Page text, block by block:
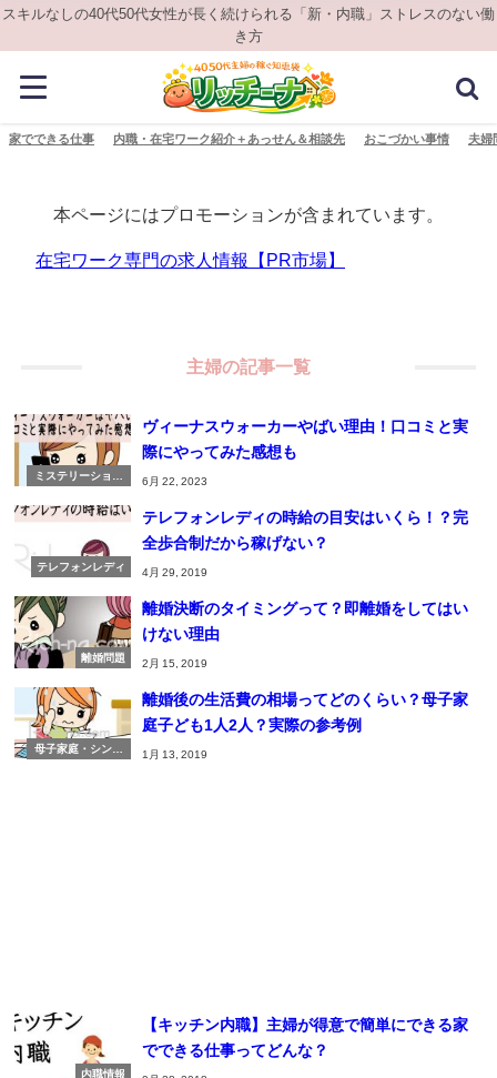
スキルなしの40代50代女性が長く続けられる「新・内職」ストレスのない働
き方
家でできる仕事 内職・在宅ワーク紹介＋あっせん＆相談先 おこづかい事情 夫婦
本ページにはプロモーションが含まれています。
在宅ワーク専門の求人情報【PR市場】
主婦の記事一覧
ミステリーショッ
ヴィーナスウォーカーやばい理由！口コミと実
際にやってみた感想も
6月 22, 2023
テレフォンレディ
テレフォンレディの時給の目安はいくら！？完
全歩合制だから稼げない？
4月 29, 2019
離婚問題
離婚決断のタイミングって？即離婚をしてはい
けない理由
2月 15, 2019
母子家庭・シング
離婚後の生活費の相場ってどのくらい？母子家
庭子ども1人2人？実際の参考例
1月 13, 2019
内職情報
【キッチン内職】主婦が得意で簡単にできる家
でできる仕事ってどんな？